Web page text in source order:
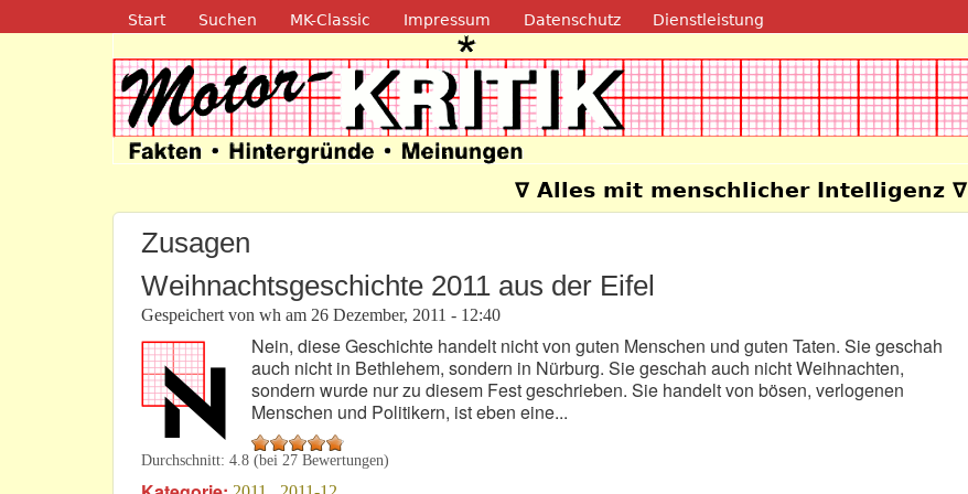
Direkt zum Inhalt
Navigation
Start Suchen MK-Classic Impressum Datenschutz Dienstleistung
Motor-Kritik.de∇ Alles mit menschlicher Intelligenz ∇
Zusagen
Weihnachtsgeschichte 2011 aus der Eifel
Gespeichert von wh am 26 Dezember, 2011 - 12:40
Nein, diese Geschichte handelt nicht von guten Menschen und guten Taten. Sie geschah
auch nicht in Bethlehem, sondern in Nürburg. Sie geschah auch nicht Weihnachten,
sondern wurde nur zu diesem Fest geschrieben. Sie handelt von bösen, verlogenen
Menschen und Politikern, ist eben eine...
Durchschnitt: 4.8 (bei 27 Bewertungen)